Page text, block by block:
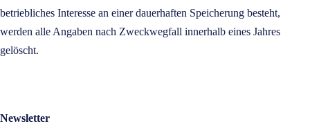
betriebliches Interesse an einer dauerhaften Speicherung besteht,
werden alle Angaben nach Zweckwegfall innerhalb eines Jahres
gelöscht.
Newsletter